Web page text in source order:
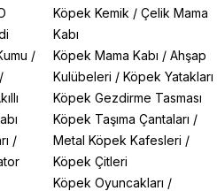
/
/
/
Köpek Kemik /Çelik Mama
Kabı
Köpek Mama Kabı /Ahşap
Kulübeleri /Köpek Yatakları
Köpek Gezdirme Tasması
Köpek Taşıma Çantaları /
Metal Köpek Kafesleri /
Köpek Çitleri
Köpek Oyuncakları /